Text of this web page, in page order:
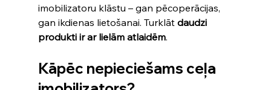
imobilizatoru klāstu – gan pēcoperācijas,
gan ikdienas lietošanai. Turklāt daudzi
produkti ir ar lielām atlaidēm.
Kāpēc nepieciešams ceļa